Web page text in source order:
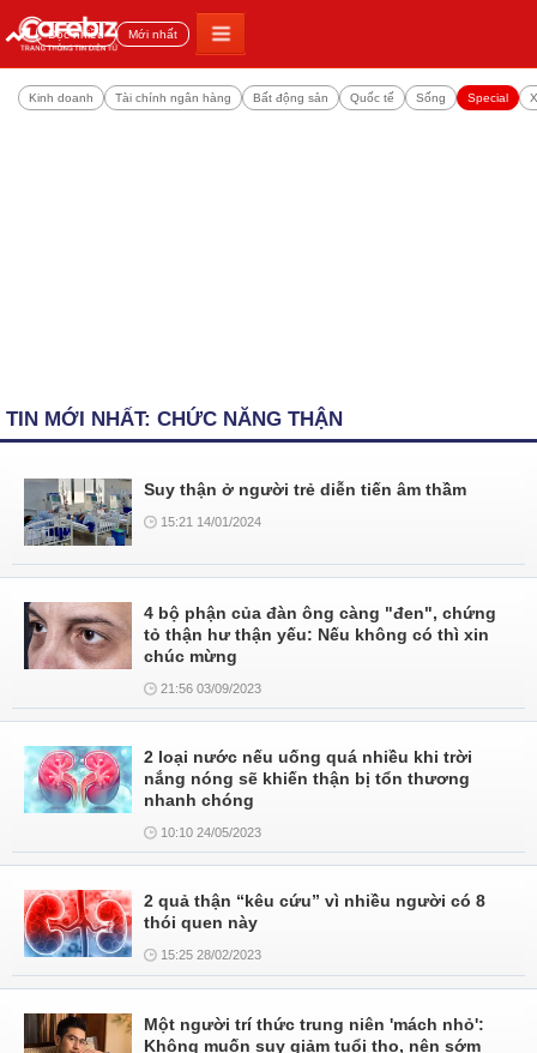
Đọc nhiều Mới nhất
Kinh doanh Tài chính ngân hàng Bất động sản Quốc tế Sống Special
TIN MỚI NHẤT: CHỨC NĂNG THẬN
Suy thận ở người trẻ diễn tiến âm thầm
15:21 14/01/2024
4 bộ phận của đàn ông càng "đen", chứng
tỏ thận hư thận yếu: Nếu không có thì xin
chúc mừng
21:56 03/09/2023
2 loại nước nếu uống quá nhiều khi trời
nắng nóng sẽ khiến thận bị tổn thương
nhanh chóng
10:10 24/05/2023
2 quả thận “kêu cứu” vì nhiều người có 8
thói quen này
15:25 28/02/2023
Một người trí thức trung niên 'mách nhỏ':
Không muốn suy giảm tuổi thọ, nên sớm